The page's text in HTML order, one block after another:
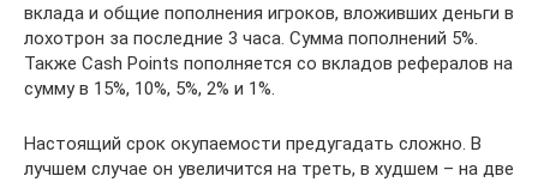
вклада и общие пополнения игроков, вложивших деньги в
лохотрон за последние 3 часа. Сумма пополнений 5%.
Также Cash Points пополняется со вкладов рефералов на
сумму в 15%, 10%, 5%, 2% и 1%.
Настоящий срок окупаемости предугадать сложно. В
лучшем случае он увеличится на треть, в худшем – на две